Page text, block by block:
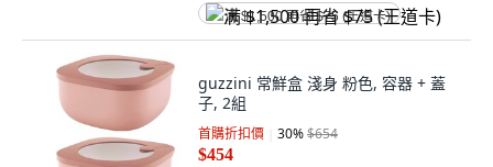
满 $1,500 再省 $75 (王道卡)
guzzini 常鮮盒 淺身 粉色, 容器 + 蓋
子, 2組
首購折扣價 30%$654
$454